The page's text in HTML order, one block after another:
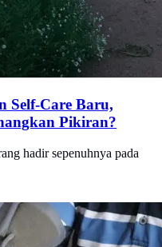
Self-Care Baru,
Pikiran?
hadir sepenuhnya pada